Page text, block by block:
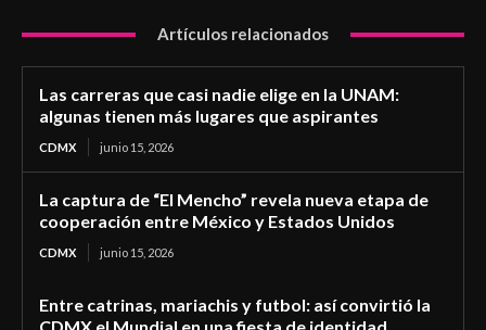
Artículos relacionados
Las carreras que casi nadie elige en la UNAM:
algunas tienen más lugares que aspirantes
CDMX junio 15, 2026
La captura de “El Mencho” revela nueva etapa de
cooperación entre México y Estados Unidos
CDMX junio 15, 2026
Entre catrinas, mariachis y futbol: así convirtió la